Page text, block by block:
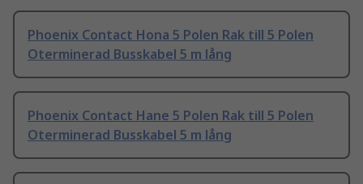
Phoenix Contact Hona 5 Polen Rak till 5 Polen
Oterminerad Busskabel 5 m lång
Phoenix Contact Hane 5 Polen Rak till 5 Polen
Oterminerad Busskabel 5 m lång